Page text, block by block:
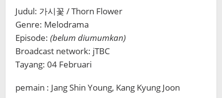
Judul: 가시꽃 / Thorn Flower
Genre: Melodrama
Episode: (belum diumumkan)
Broadcast network: jTBC
Tayang: 04 Februari
pemain : Jang Shin Young, Kang Kyung Joon